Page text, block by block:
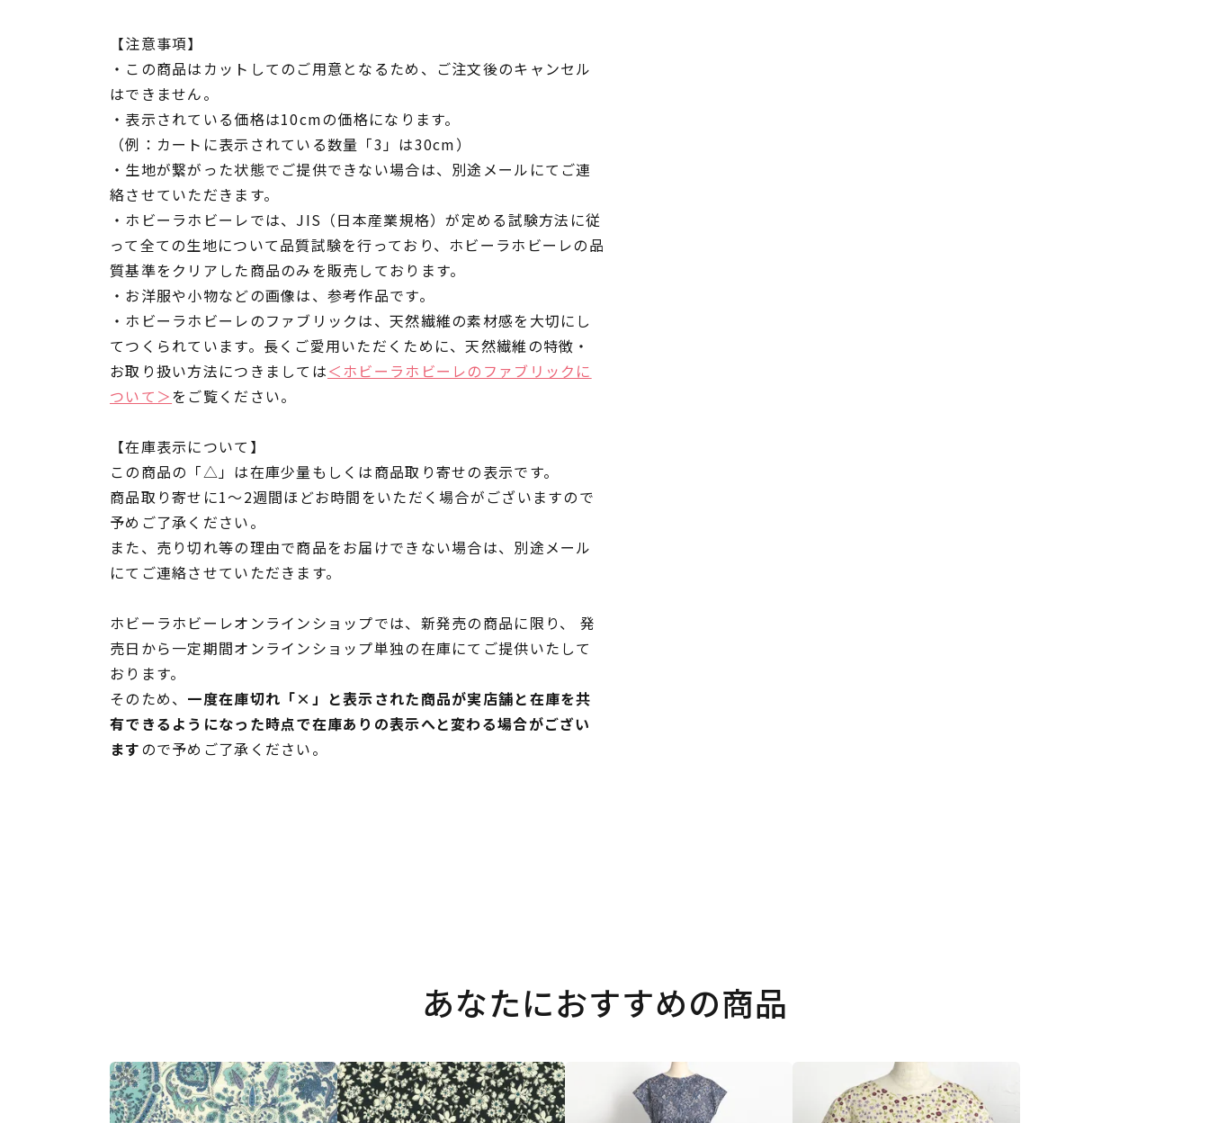
【注意事項】
・この商品はカットしてのご用意となるため、ご注文後のキャンセル
はできません。
・表示されている価格は10cmの価格になります。
（例：カートに表示されている数量「3」は30cm）
・生地が繋がった状態でご提供できない場合は、別途メールにてご連
絡させていただきます。
・ホビーラホビーレでは、JIS（日本産業規格）が定める試験方法に従
って全ての生地について品質試験を行っており、ホビーラホビーレの品
質基準をクリアした商品のみを販売しております。
・お洋服や小物などの画像は、参考作品です。
・ホビーラホビーレのファブリックは、天然繊維の素材感を大切にし
てつくられています。長くご愛用いただくために、天然繊維の特徴・
お取り扱い方法につきましては＜ホビーラホビーレのファブリックに
ついて＞をご覧ください。
【在庫表示について】
この商品の「△」は在庫少量もしくは商品取り寄せの表示です。
商品取り寄せに1～2週間ほどお時間をいただく場合がございますので
予めご了承ください。
また、売り切れ等の理由で商品をお届けできない場合は、別途メール
にてご連絡させていただきます。
ホビーラホビーレオンラインショップでは、新発売の商品に限り、 発
売日から一定期間オンラインショップ単独の在庫にてご提供いたして
おります。
そのため、 一度在庫切れ「×」と表示された商品が実店舗と在庫を共
有できるようになった時点で在庫ありの表示へと変わる場合がござい
ますので予めご了承ください。
あなたにおすすめの商品